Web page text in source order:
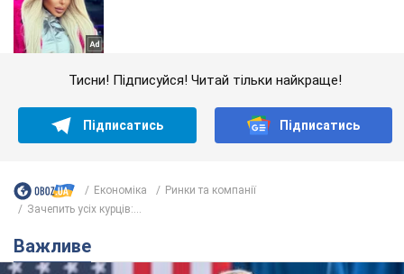
Тисни! Підписуйся! Читай тільки найкраще!
Підписатись Підписатись
Економіка
Ринки та компанії
Зачепить усіх курців:...
Важливе